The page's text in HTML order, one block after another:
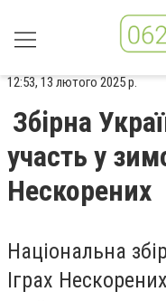
12:53, 13 лютого 2025 р.
Збірна
участь у
Нескорених
Національна
Іграх